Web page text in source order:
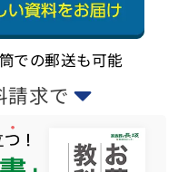
での郵送も可能
請求で